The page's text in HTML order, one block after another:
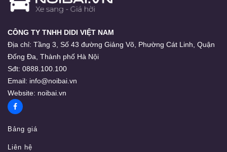
CÔNG TY TNHH DIDI VIỆT NAM
Địa chỉ: Tầng 3, Số 43 đường Giảng Võ, Phường Cát Linh, Quận
Đống Đa, Thành phố Hà Nội
Sđt: 0888.100.100
Email: info@noibai.vn
Website: noibai.vn
Bảng giá
Liên hệ